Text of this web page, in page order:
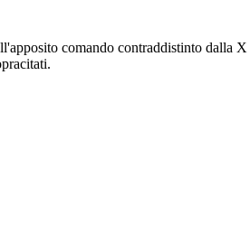
comando contraddistinto dalla